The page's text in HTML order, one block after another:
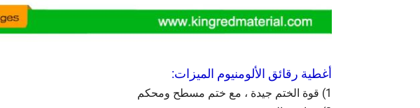
أغطية رقائق الألومنيوم الميزات:
1) قوة الختم جيدة ، مع ختم مسطح ومحكم